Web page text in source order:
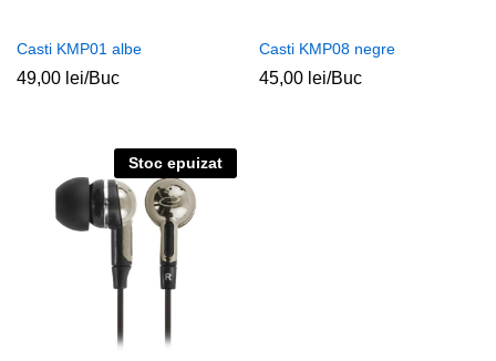
Casti KMP01 albe
49,00 lei/Buc
Casti KMP08 negre
45,00 lei/Buc
Stoc epuizat